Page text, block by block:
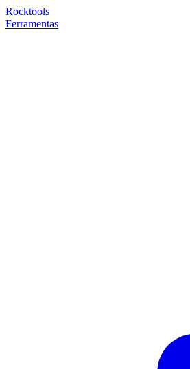
Rocktools
Ferramentas